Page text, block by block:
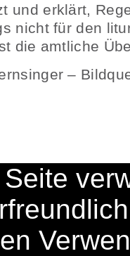
und erklärt,
nicht für den
die amtliche
–